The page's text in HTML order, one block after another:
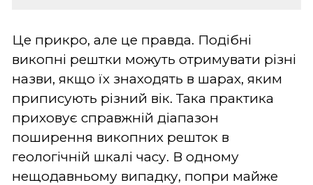
Це прикро, але це правда. Подібні
викопні рештки можуть отримувати різні
назви, якщо їх знаходять в шарах, яким
приписують різний вік. Така практика
приховує справжній діапазон
поширення викопних решток в
геологічній шкалі часу. В одному
нещодавньому випадку, попри майже